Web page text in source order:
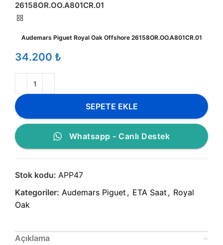
26158OR.OO.A801CR.01
Audemars Piguet Royal Oak Offshore 26158OR.OO.A801CR.01
₺
SEPETE EKLE
Whatsapp - Canlı Destek
Stok kodu: APP47
Kategoriler: Audemars Piguet , ETA Saat , Royal
Oak
Açıklama